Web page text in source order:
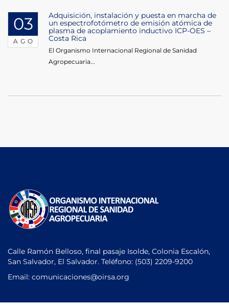
03
AGO
Adquisición, instalación y puesta en marcha de
un espectrofotómetro de emisión atómica de
plasma de acoplamiento inductivo ICP-OES –
Costa Rica
El Organismo Internacional Regional de Sanidad
Agropecuaria...
Calle Ramón Belloso, final pasaje Isolde, Colonia Escalón,
San Salvador, El Salvador. Teléfono: (503) 2209-9200
Email: comunicaciones@oirsa.org